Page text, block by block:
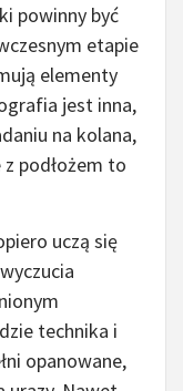
powinny być
etapie
elementy
jest inna,
na kolana,
podłożem to
uczą się
technika i
opanowane,